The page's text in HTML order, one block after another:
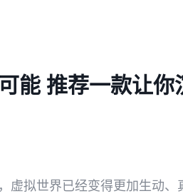
能 推荐一款让你
虚拟世界已经变得更加生动、